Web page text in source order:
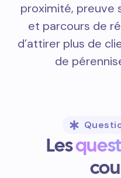
proximité, preuve
et parcours de
d’attirer plus de
de
Les